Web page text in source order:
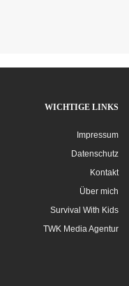
WICHTIGE LINKS
Impressum
Datenschutz
Kontakt
Über mich
Survival With Kids
TWK Media Agentur